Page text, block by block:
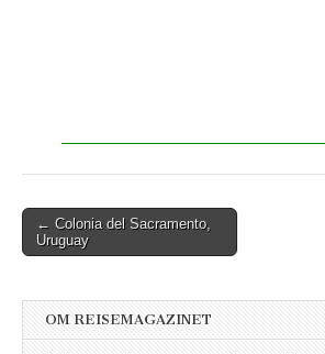
Post navigation
← Colonia del Sacramento,
Uruguay
OM REISEMAGAZINET